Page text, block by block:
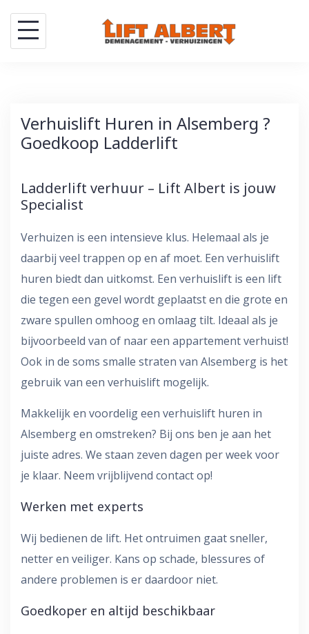
Skip
content
Verhuislift Huren in Alsemberg ?
Goedkoop Ladderlift
Ladderlift verhuur – Lift Albert is jouw
Specialist
Verhuizen is een intensieve klus. Helemaal als je
daarbij veel trappen op en af moet. Een verhuislift
huren biedt dan uitkomst. Een verhuislift is een lift
die tegen een gevel wordt geplaatst en die grote en
zware spullen omhoog en omlaag tilt. Ideaal als je
bijvoorbeeld van of naar een appartement verhuist!
Ook in de soms smalle straten van Alsemberg is het
gebruik van een verhuislift mogelijk.
Makkelijk en voordelig een verhuislift huren in
Alsemberg en omstreken? Bij ons ben je aan het
juiste adres. We staan zeven dagen per week voor
je klaar. Neem vrijblijvend contact op!
Werken met experts
Wij bedienen de lift. Het ontruimen gaat sneller,
netter en veiliger. Kans op schade, blessures of
andere problemen is er daardoor niet.
Goedkoper en altijd beschikbaar